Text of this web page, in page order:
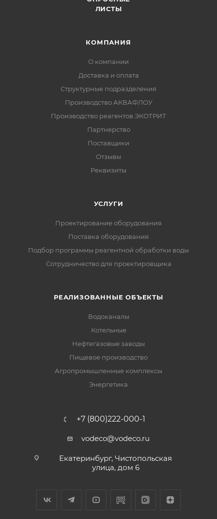
ЛИСТЫ
КОМПАНИЯ
О компании
Доставка и оплата
Структурные подразделения
Производство АКВАФЛОУ
Производство реагентов ЭКОТРИТ
Партнерство
Поставщики
Отзывы
Реквизиты
УСЛУГИ
Проектирование оборудования
Поставка оборудования
Подбор программы реагентной обработки воды
Сотрудничество для проектировщика
РЕАЛИЗОВАННЫЕ ОБЪЕКТЫ
Водоканалы
Котельные
Нефтегазовые заводы
Пищевое производство
Агропромышленные комплексы
Энергетика
+7 (800)222-000-1
vodeco@vodeco.ru
Екатеринбург, Чистопольская
улица, дом 6